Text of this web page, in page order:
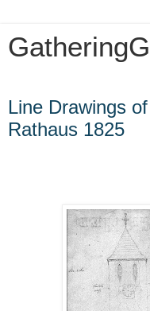
Line Drawings
Rathaus 1825